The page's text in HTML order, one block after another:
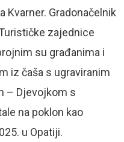
Kvarner. Gradonačelnik
zajednice
su građanima i
iz čaša s ugraviranim
– Djevojkom s
na poklon kao
u Opatiji.